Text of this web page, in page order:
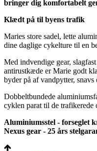
bringer dig komfortabelt
Klædt på til byens trafik
Maries store sadel, lette
dine daglige cykelture til en
Med indvendige gear,
antirustkæde er Marie godt
byder på af vandpytter,
Dobbeltbundede
cyklen parat til de trafikerede
Aluminiumsstel - forseglet
Nexus gear - 25 års